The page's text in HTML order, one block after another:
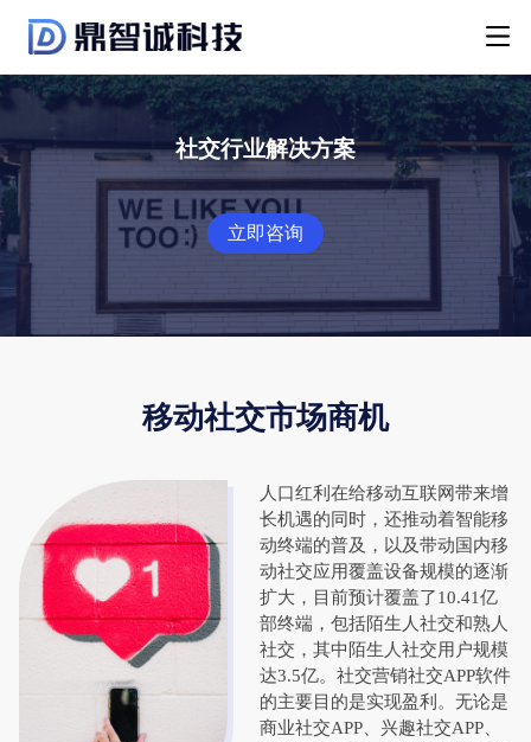
社交行业解决方案
立即咨询
移动社交市场商机
人口红利在给移动互联网带来增
长机遇的同时，还推动着智能移
动终端的普及，以及带动国内移
动社交应用覆盖设备规模的逐渐
扩大，目前预计覆盖了10.41亿
部终端，包括陌生人社交和熟人
社交，其中陌生人社交用户规模
达3.5亿。社交营销社交APP软件
的主要目的是实现盈利。无论是
商业社交APP、兴趣社交APP、